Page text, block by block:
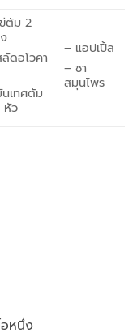
ต้ม 2
ดอโวคา
เทศต้ม
หัว
– แอปเปิ้ล
– ชา
สมุนไพร
อหนึ่ง